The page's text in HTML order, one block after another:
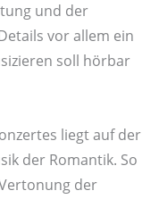
und der
vor allem ein
soll hörbar
liegt auf der
der Romantik. So
der